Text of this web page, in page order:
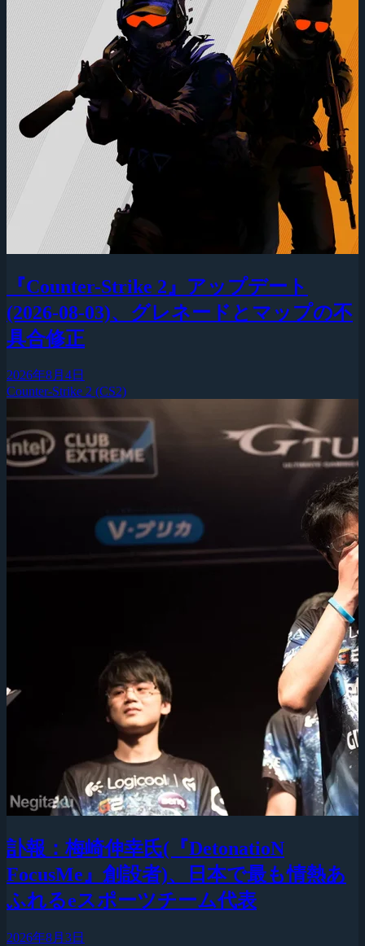
『Counter-Strike 2』アップデート
(2026-08-03)、グレネードとマップの不
具合修正
2026年8月4日
Counter-Strike 2 (CS2)
訃報：梅崎伸幸氏(『DetonatioN
FocusMe』創設者)、日本で最も情熱あ
ふれるeスポーツチーム代表
2026年8月3日